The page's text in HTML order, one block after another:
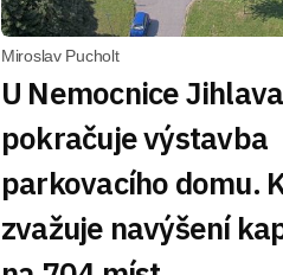
Miroslav Pucholt
U Nemocnice Jihlava
pokračuje výstavba
parkovacího domu.
zvažuje navýšení